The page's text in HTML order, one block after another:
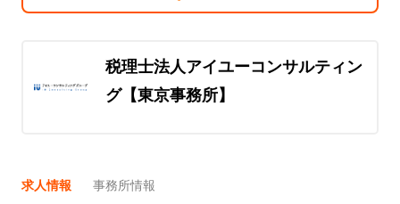
税理士法人アイユーコンサルティン
グ【東京事務所】
求人情報 事務所情報